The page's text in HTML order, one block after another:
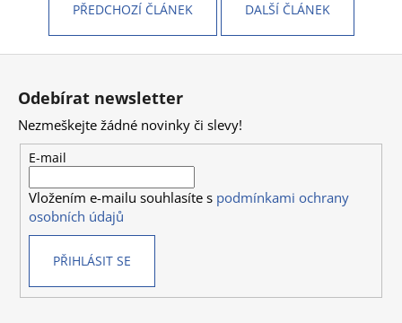
PŘEDCHOZÍ ČLÁNEK DALŠÍ ČLÁNEK
Odebírat newsletter
Nezmeškejte žádné novinky či slevy!
E-mail
Vložením e-mailu souhlasíte s podmínkami ochrany
osobních údajů
PŘIHLÁSIT SE